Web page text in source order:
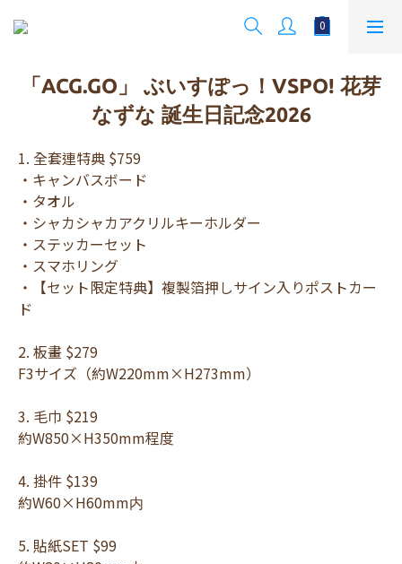
「ACG.GO」 ぶいすぽっ！VSPO! 花芽
なずな 誕生日記念2026
1. 全套連特典 $759
・キャンバスボード
・タオル
・シャカシャカアクリルキーホルダー
・ステッカーセット
・スマホリング
・【セット限定特典】複製箔押しサイン入りポストカー
ド
2. 板畫 $279
F3サイズ（約W220mm×H273mm）
3. 毛巾 $219
約W850×H350mm程度
4. 掛件 $139
約W60×H60mm内
5. 貼紙SET $99